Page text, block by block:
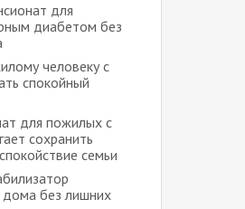
для
диабетом без
человеку с
спокойный
для пожилых с
сохранить
семьи
дома без лишних